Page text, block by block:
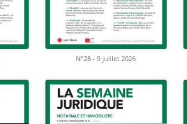
N°28 - 9 juillet 2026